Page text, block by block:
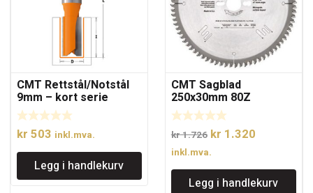
CMT Rettstål/Notstål
9mm – kort serie
kr 503 inkl.mva.
Legg i handlekurv
CMT Sagblad
250x30mm 80Z
kr1.726 Opprinnelig
pris
var:
kr 1.726.
kr 1.320
er:
kr 1.320.
inkl.mva.
Legg i handlekurv